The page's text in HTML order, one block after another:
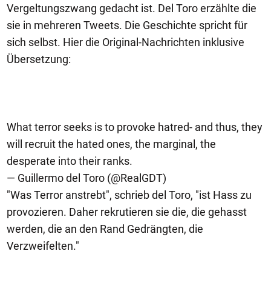
Vergeltungszwang gedacht ist. Del Toro erzählte die
sie in mehreren Tweets. Die Geschichte spricht für
sich selbst. Hier die Original-Nachrichten inklusive
Übersetzung:
What terror seeks is to provoke hatred- and thus, they
will recruit the hated ones, the marginal, the
desperate into their ranks.
— Guillermo del Toro (@RealGDT)
"Was Terror anstrebt", schrieb del Toro, "ist Hass zu
provozieren. Daher rekrutieren sie die, die gehasst
werden, die an den Rand Gedrängten, die
Verzweifelten."